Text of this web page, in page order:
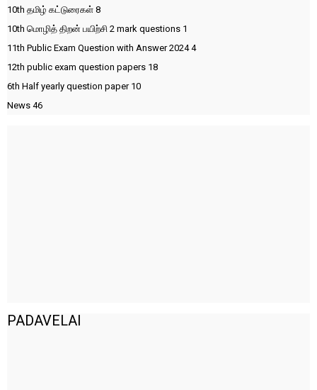
10th தமிழ் கட்டுரைகள் 8
10th மொழித் திறன் பயிற்சி 2 mark questions 1
11th Public Exam Question with Answer 20244
12th public exam question papers 18
6th Half yearly question paper 10
News 46
PADAVELAI